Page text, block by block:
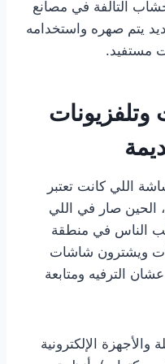
التالفة في مصانع
يتم صهره واستخدامه
مستفيد.
اللي كانت تعتبر
قبل 3 سنين، الحين صار في اللي
الناس في منطقة
ويشترون شاشات
الترفيه ومتابعة
الإلكترونية